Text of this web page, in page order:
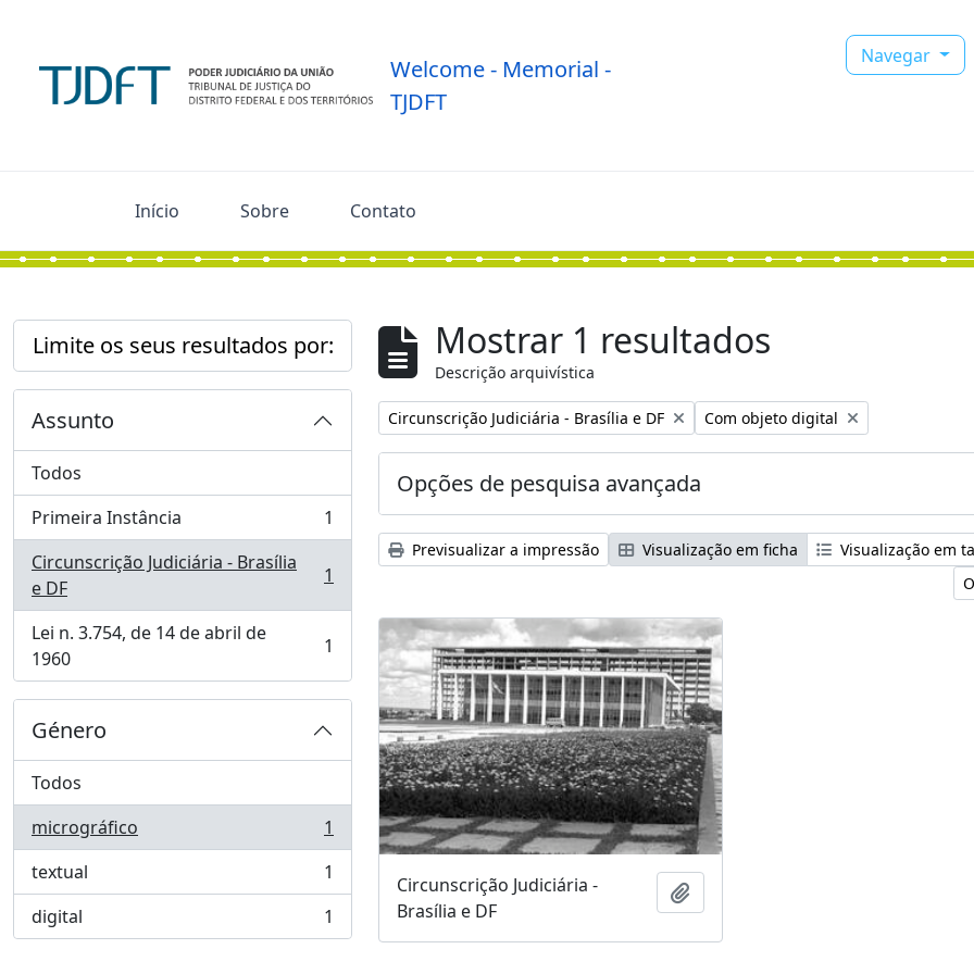
Welcome - Memorial -
TJDFT
Navegar
Início Sobre Contato
Limite os seus resultados por:
Assunto
Todos
Primeira Instância
, 1 resultados
1
Circunscrição Judiciária - Brasília
e DF
, 1 resultados 1
Lei n. 3.754, de 14 de abril de
1960
, 1 resultados 1
Género
Todos
micrográfico
, 1 resultados
1
textual
, 1 resultados
1
digital
, 1 resultados 1
Mostrar 1 resultados
Descrição arquivística
Remover filtro:
Circunscrição Judiciária - Brasília e DF Remover filtro:
Com objeto digital
Opções de pesquisa avançada
Previsualizar a impressão Visualização em ficha
Visualização em
Circunscrição Judiciária -
Brasília e DF